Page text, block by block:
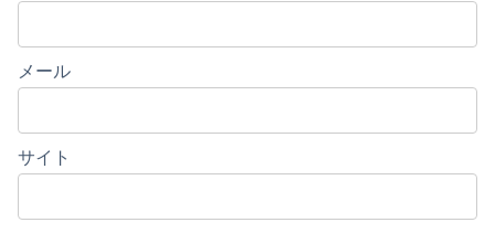
メール
サイト